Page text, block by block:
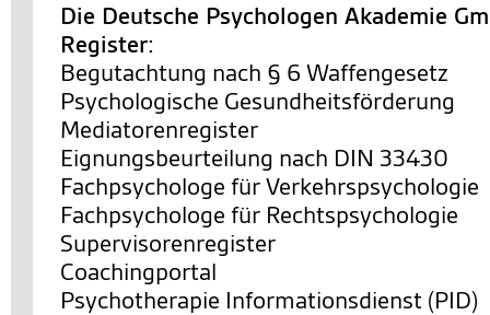
Die Deutsche Psychologen Akademie
Register:
Begutachtung nach § 6 Waffengesetz
Psychologische Gesundheitsförderung
Mediatorenregister
Eignungsbeurteilung nach DIN 33430
Fachpsychologe für Verkehrspsychologie
Fachpsychologe für Rechtspsychologie
Supervisorenregister
Coachingportal
Psychotherapie Informationsdienst (PID)